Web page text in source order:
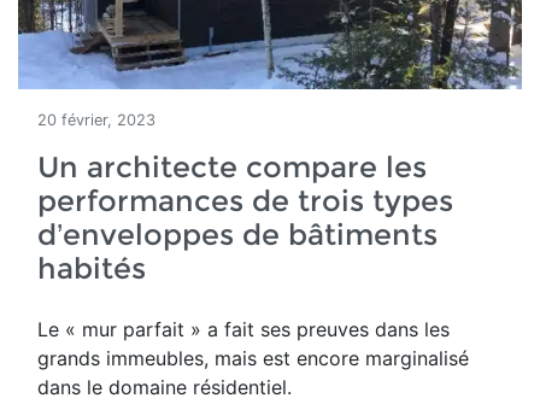
20 février, 2023
Un architecte compare les
performances de trois types
d’enveloppes de bâtiments
habités
Le « mur parfait » a fait ses preuves dans les
grands immeubles, mais est encore marginalisé
dans le domaine résidentiel.